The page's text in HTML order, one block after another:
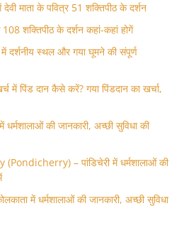
माता के पवित्र 51 शक्तिपीठ के दर्शन
शक्तिपीठ के दर्शन कहां-कहां होगें
स्थल और गया घूमने की संपूर्ण
पिंड दान कैसे करें? गया पिंडदान का खर्चा,
की जानकारी, अच्छी सुविधा की
– पांडिचेरी में धर्मशालाओं की
में धर्मशालाओं की जानकारी, अच्छी सुविधा